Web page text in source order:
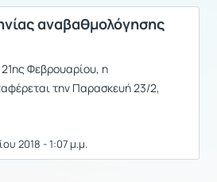
αναβαθμολόγησης
Φεβρουαρίου, η
την Παρασκευή 23/2,
2018 - 1:07 μ.μ.